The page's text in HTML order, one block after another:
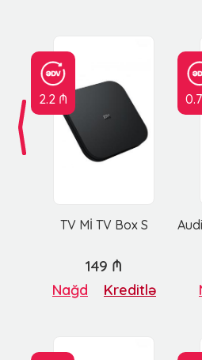
2.2 ₼
TV Mİ TV Box S
149 ₼
Nağd Kreditlə